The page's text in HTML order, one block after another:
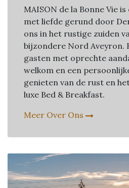
MAISON de la Bonne Vie
met liefde gerund door
ons in het rustige zuiden
bijzondere Nord Aveyron.
gasten met oprechte
welkom en een
genieten van de rust en
luxe Bed & Breakfast.
Meer Over Ons